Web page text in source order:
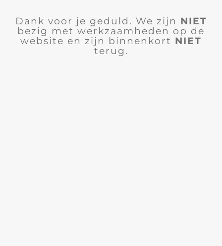
Dank voor je geduld. We zijn NIET
bezig met werkzaamheden op de
website en zijn binnenkort NIET
terug.